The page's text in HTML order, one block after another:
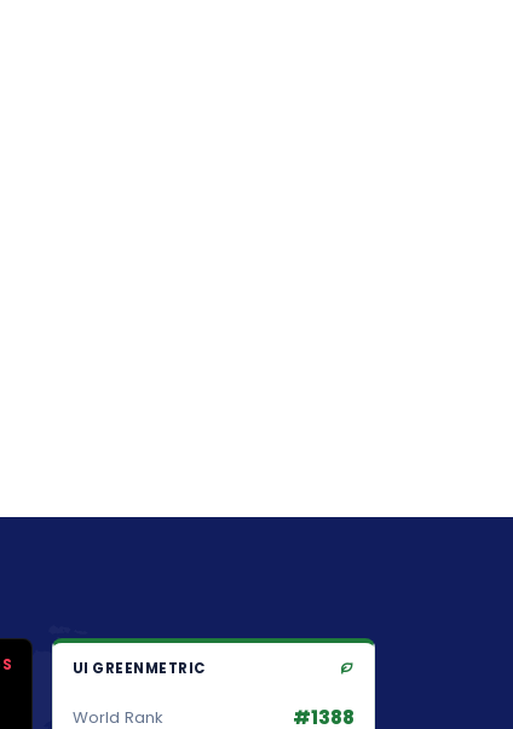
UI GREENMETRIC
World Rank #1388